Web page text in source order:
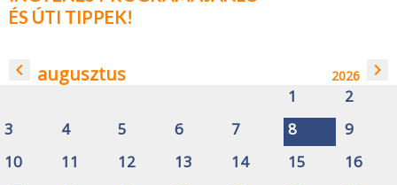
ÉS ÚTI TIPPEK!
navigate_before augusztus 2026 navigate_next
1
2
3
4 5 6 7 8
9
10
11 12 13 14 15
16